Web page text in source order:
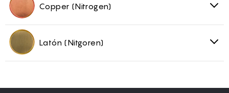
Copper (Nitrogen)
Latón (Nitgoren)